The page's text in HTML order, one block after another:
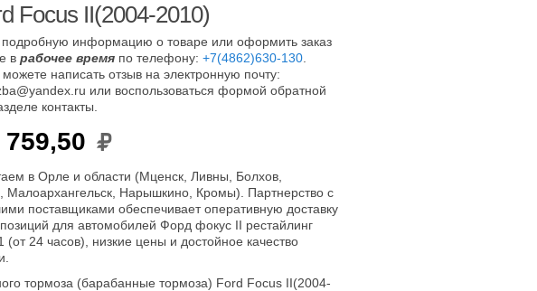
Focus II(2004-2010)
подробную информацию о товаре или оформить заказ
в рабочее время по телефону: +7(4862)630-130
написать отзыв на электронную почту:
или воспользоваться формой обратной
контакты.
759,50
в Орле и области (Мценск, Ливны, Болхов,
Малоархангельск, Нарышкино, Кромы). Партнерство с
поставщиками обеспечивает оперативную доставку
для автомобилей Форд фокус II рестайлинг
(от 24 часов), низкие цены и достойное качество
тормоза (барабанные тормоза) Ford Focus II(2004-